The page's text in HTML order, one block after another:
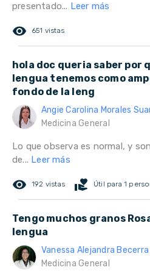
presentado... Leer más
remove_red_eye 651 vistas
hola doc queria saber por
lengua tenemos como
fondo de la leng
Angie Carolina Morales
Medicina General
Lo que observa es normal, y
de... Leer más
remove_red_eye 192 vistas volunteer_activism Útil para 1
Tengo muchos granos
lengua
Vanessa Alejandra Becerra
Medicina General